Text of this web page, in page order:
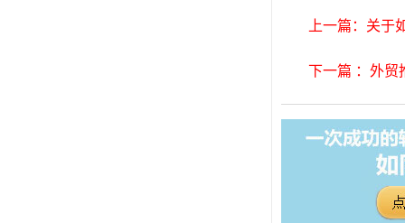
上一篇：关于
下一篇 ：外贸